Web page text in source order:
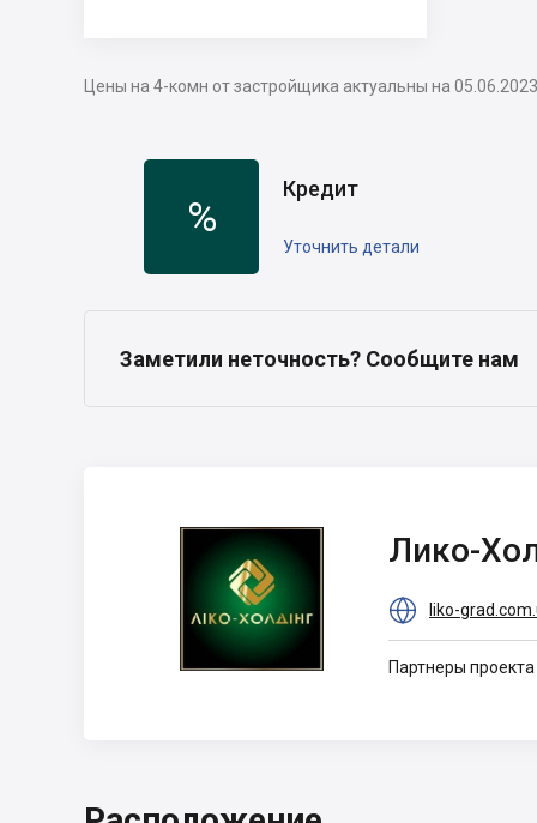
Цены на 4-комн от застройщика актуальны на 05.06.2023
%
Кредит
Уточнить детали
Заметили неточность? Сообщите нам
Лико-Холдинг Лико-
 liko-
Партнеры проекта